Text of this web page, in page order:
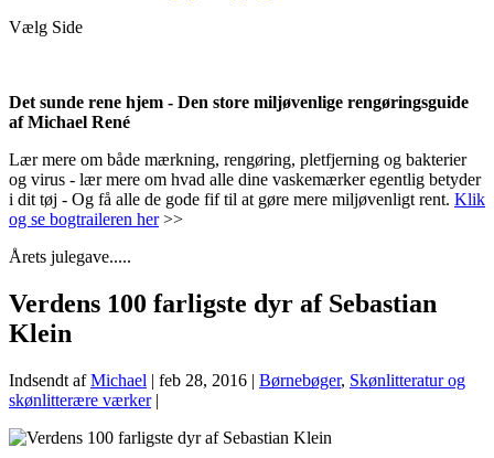
Vælg Side
Det sunde rene hjem - Den store miljøvenlige rengøringsguide
af Michael René
Lær mere om både mærkning, rengøring, pletfjerning og bakterier
og virus - lær mere om hvad alle dine vaskemærker egentlig betyder
i dit tøj - Og få alle de gode fif til at gøre mere miljøvenligt rent. Klik
og se bogtraileren her>>
Årets julegave.....
Verdens 100 farligste dyr af Sebastian
Klein
Indsendt afMichael | feb 28, 2016 | Børnebøger, Skønlitteratur og
skønlitterære værker|